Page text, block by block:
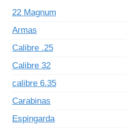
22 Magnum
Armas
Calibre .25
Calibre 32
calibre 6.35
Carabinas
Espingarda